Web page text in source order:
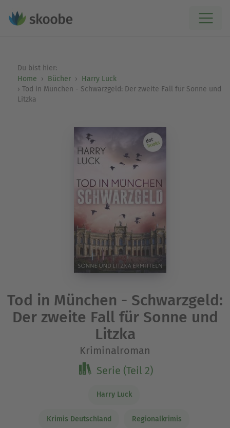
Du bist hier:
Home
Bücher
Harry Luck
Tod in München - Schwarzgeld: Der zweite Fall für Sonne und
Litzka
Tod in München - Schwarzgeld:
Der zweite Fall für Sonne und
Litzka
Kriminalroman
Serie (Teil 2)
Harry Luck
Krimis Deutschland Regionalkrimis